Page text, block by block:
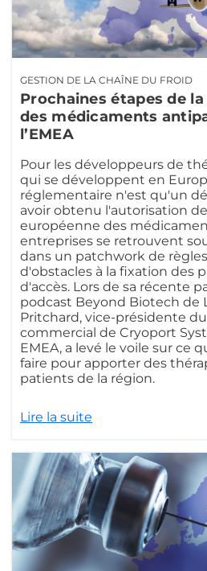
GESTION DE LA CHAÎNE DU FROID
Prochaines étapes de
des médicaments
l’EMEA
Pour les développeurs de
qui se développent en
réglementaire n'est qu'un
avoir obtenu l'autorisation
européenne des
entreprises se retrouvent
dans un patchwork de
d'obstacles à la fixation des
d'accès. Lors de sa récente
podcast Beyond Biotech de
Pritchard, vice-présidente
commercial de Cryoport
EMEA, a levé le voile sur ce
faire pour apporter des
patients de la région.
Lire la suite